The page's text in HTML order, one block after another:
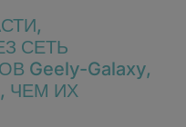
СЕТЬ
Geely-Galaxy,
ЧЕМ ИХ